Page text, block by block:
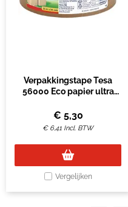
Verpakkingstape Tesa
56000 Eco papier ultra
€ 5,30
€ 6,41 Incl. BTW
Vergelijken